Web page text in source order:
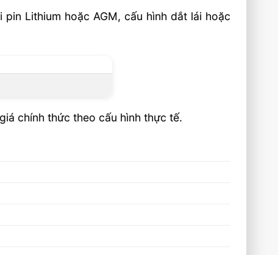
Lithium hoặc AGM, cấu hình dắt lái hoặc
chính thức theo cấu hình thực tế.